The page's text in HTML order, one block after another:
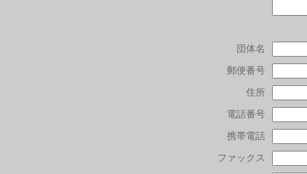
団体名
郵便番号
住所
電話番号
携帯電話
ファックス